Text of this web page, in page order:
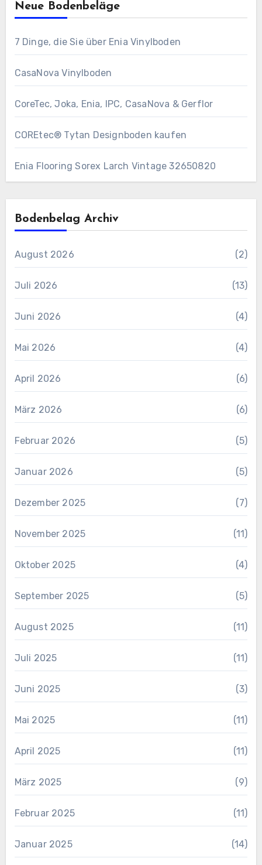
Neue Bodenbeläge
7 Dinge, die Sie über Enia Vinylboden
CasaNova Vinylboden
CoreTec, Joka, Enia, IPC, CasaNova & Gerflor
COREtec® Tytan Designboden kaufen
Enia Flooring Sorex ​Larch Vintage 32650820
Bodenbelag Archiv
August 2026 (2)
Juli 2026 (13)
Juni 2026 (4)
Mai 2026 (4)
April 2026 (6)
März 2026 (6)
Februar 2026 (5)
Januar 2026 (5)
Dezember 2025 (7)
November 2025 (11)
Oktober 2025 (4)
September 2025 (5)
August 2025 (11)
Juli 2025 (11)
Juni 2025 (3)
Mai 2025 (11)
April 2025 (11)
März 2025 (9)
Februar 2025 (11)
Januar 2025 (14)